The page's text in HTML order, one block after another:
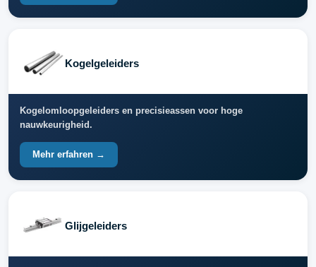
Kogelgeleiders
Kogelomloopgeleiders en precisieassen voor hoge
nauwkeurigheid.
Mehr erfahren →
Glijgeleiders